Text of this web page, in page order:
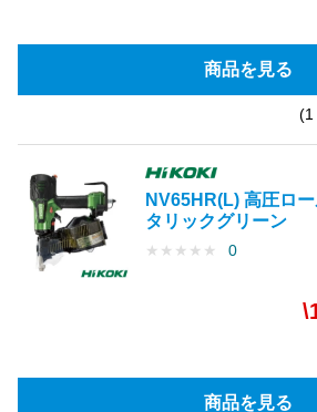
商品を見る
(1
NV65HR(L) 高圧ロ
タリックグリーン
★ ★ ★ ★ ★ 0
商品を見る